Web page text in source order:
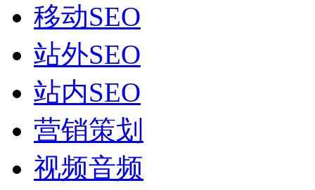
移动SEO
站外SEO
站内SEO
营销策划
视频音频